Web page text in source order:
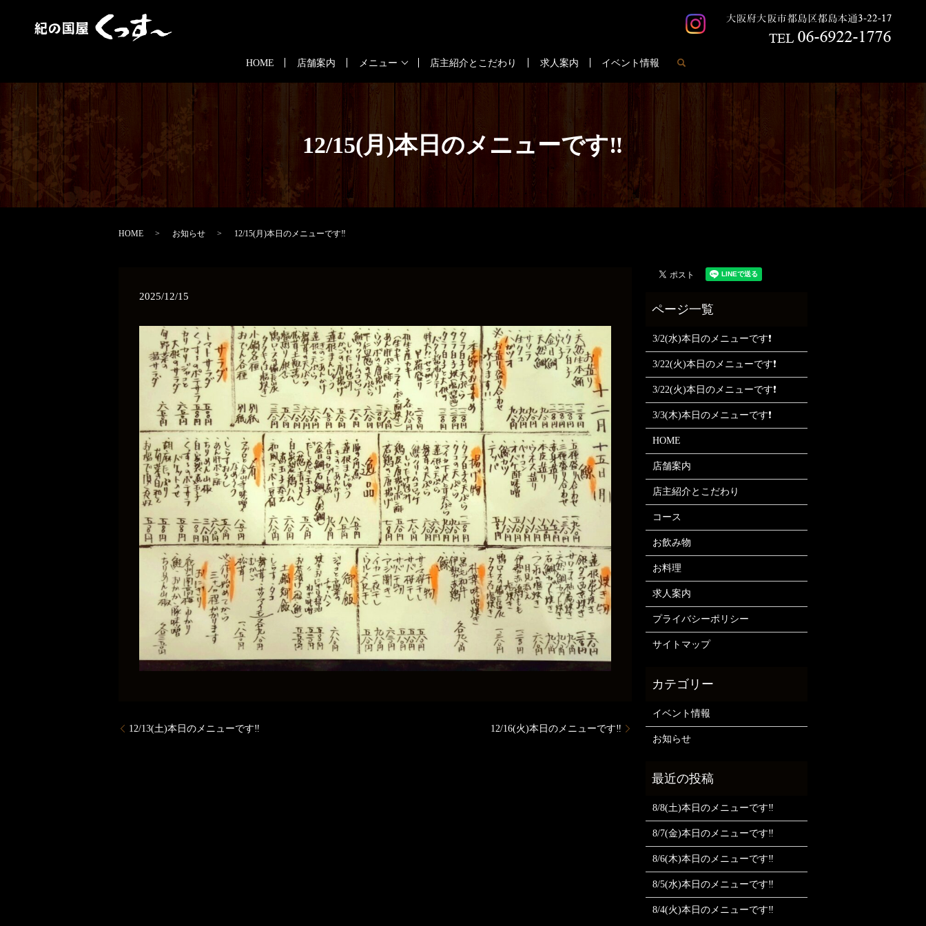
HOME 店舗案内 メニュー 店主紹介とこだわり 求人案内 イベント情報
12/15(月)本日のメニューです‼️
HOME お知らせ 12/15(月)本日のメニューです‼️
2025/12/15
12/13(土)本日のメニューです‼️ 12/16(火)本日のメニューです‼️
3/2(水)本日のメニューです❗
3/22(火)本日のメニューです❗
3/22(火)本日のメニューです❗
3/3(木)本日のメニューです❗
HOME
店舗案内
店主紹介とこだわり
コース
お飲み物
お料理
求人案内
プライバシーポリシー
サイトマップ
イベント情報
お知らせ
8/8(土)本日のメニューです‼️
8/7(金)本日のメニューです‼️
8/6(木)本日のメニューです‼️
8/5(水)本日のメニューです‼️
8/4(火)本日のメニューです‼️